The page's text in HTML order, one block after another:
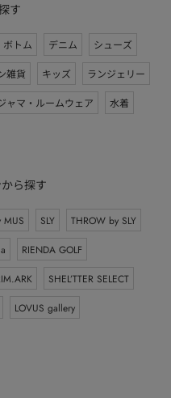
す
ボトム デニム
シューズ
雑貨 キッズ
ランジェリー
ャマ・ルームウェア
水着
ら探す
MUS SLY
THROW by SLY
RIENDA GOLF
SHEL’TTER SELECT
LOVUS gallery